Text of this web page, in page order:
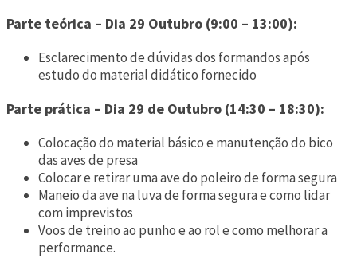
Parte teórica – Dia 29 Outubro (9:00 – 13:00):
Esclarecimento de dúvidas dos formandos após
estudo do material didático fornecido
Parte prática – Dia 29 de Outubro (14:30 – 18:30):
Colocação do material básico e manutenção do bico
das aves de presa
Colocar e retirar uma ave do poleiro de forma segura
Maneio da ave na luva de forma segura e como lidar
com imprevistos
Voos de treino ao punho e ao rol e como melhorar a
performance.